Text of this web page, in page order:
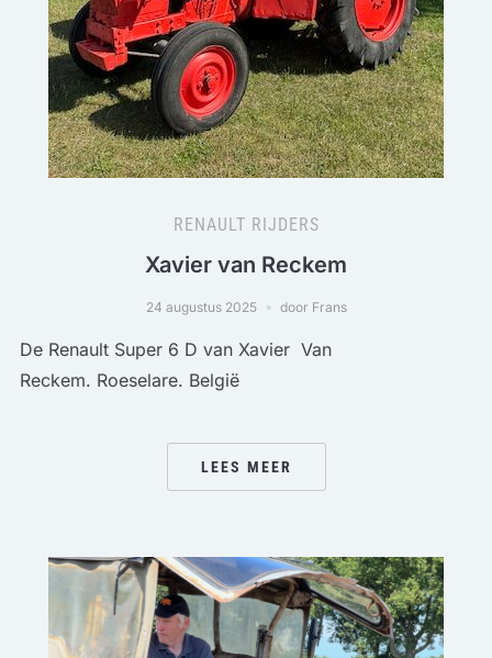
RENAULT RIJDERS
Xavier van Reckem
24 augustus 2025 door Frans
De Renault Super 6 D van Xavier Van
Reckem. Roeselare. België
LEES MEER